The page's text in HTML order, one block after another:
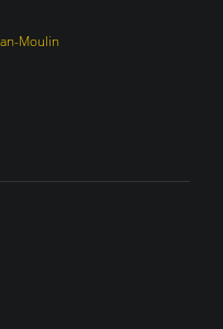
Moulin